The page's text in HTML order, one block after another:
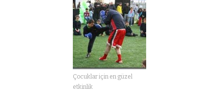
Çocuklar için en güzel
etkinlik